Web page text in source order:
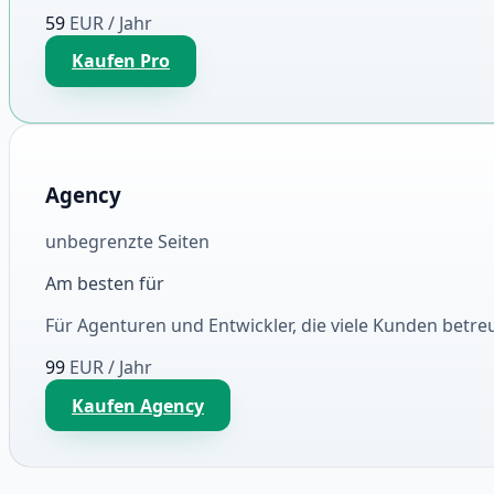
59 EUR/ Jahr
Kaufen Pro
Agency
unbegrenzte Seiten
Am besten für
Für Agenturen und Entwickler, die viele Kunden
99 EUR/ Jahr
Kaufen Agency